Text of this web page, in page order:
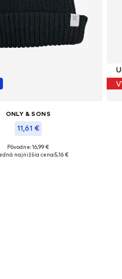
ONLY & SONS
11,61 €
veľkosti: 55-60
Pôvodne: 16,99 €
najnižšia cena:5,16 €